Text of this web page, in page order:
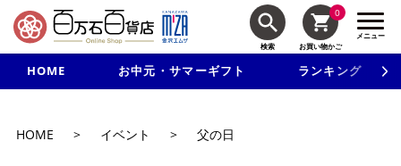
検索
0
お買い物かご
メニュー
HOME お中元・サマーギフト ランキング
新規入会で3千円以上で使える500円クーポンを進呈！
HOME > イベント > 父の日